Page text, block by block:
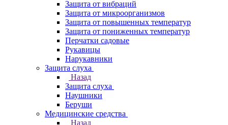
Защита от вибраций
Защита от микроорганизмов
Защита от повышенных температур
Защита от пониженных температур
Перчатки садовые
Рукавицы
Нарукавники
Защита слуха
Назад
Защита слуха
Наушники
Беруши
Медицинские средства
Назад